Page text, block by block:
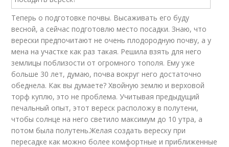
Теперь о подготовке почвы. Высаживать его буду
весной, а сейчас подготовлю место посадки. Знаю, что
верески предпочитают не очень плодородную почву, а у
мена на участке как раз такая. Решила взять для него
землицы поблизости от огромного тополя. Ему уже
больше 30 лет, думаю, почва вокруг него достаточно
обеднела. Как вы думаете? Хвойную землю и верховой
торф куплю, это не проблема. Учитывая предыдущий
печальный опыт, этот вереск расположу в полутени,
чтобы солнце на него светило максимум до 10 утра, а
потом была полутень.Желая создать вереску при
пересадке как можно более комфортные и приближенные